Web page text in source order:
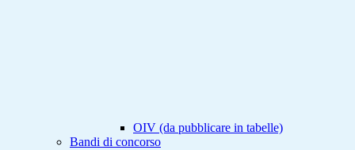
OIV (da pubblicare in tabelle)
Bandi di concorso